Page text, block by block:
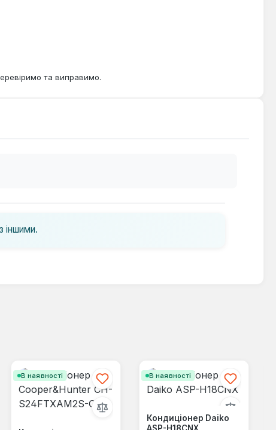
та виправимо.
іншими.
В наявності В наявності
Кондиціонер Daiko